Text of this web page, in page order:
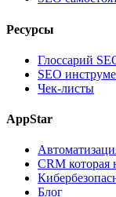
Ресурсы
Глоссарий
SEO
Чек-листы
AppStar
CRM которая
Блог